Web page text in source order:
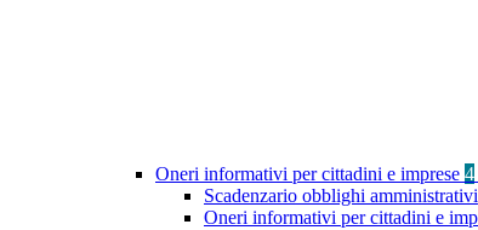
Oneri informativi per cittadini e imprese 4
Scadenzario obblighi amministrativi
Oneri informativi per cittadini e